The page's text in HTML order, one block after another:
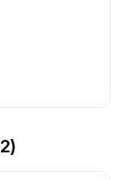
2)